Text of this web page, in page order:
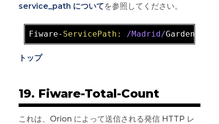
service_path についてを参照してください。
Fiware- ServicePath: /Madrid/Gardens
トップ
19. Fiware-Total-Count
これは、Orion によって送信される発信 HTTP レ